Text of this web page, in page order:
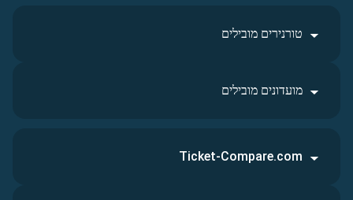
טורנירים מובילים
מועדונים מובילים
Ticket-Compare.com